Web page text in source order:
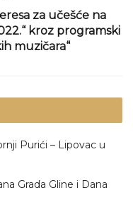
za učešće na
kroz programski
muzičara“
Purići – Lipovac u
Grada Gline i Dana